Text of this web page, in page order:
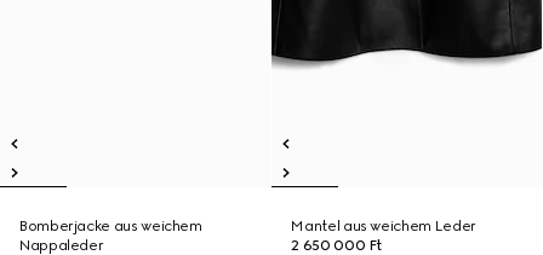
Bomberjacke aus weichem
Nappaleder
Mantel aus weichem Leder
2 650 000 Ft